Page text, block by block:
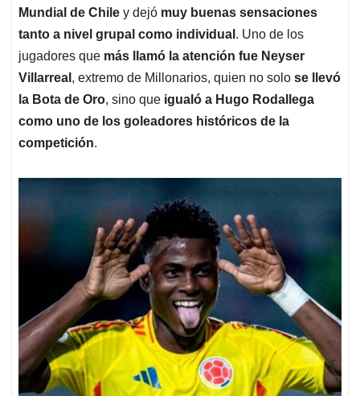
p
k
n
Mundial de Chile y dejó muy buenas sensaciones
tanto a nivel grupal como individual . Uno de los
jugadores que más llamó la atención fue Neyser
Villarreal , extremo de Millonarios, quien no solo se llevó
la Bota de Oro, sino que igualó a Hugo Rodallega
como uno de los goleadores históricos de la
competición.